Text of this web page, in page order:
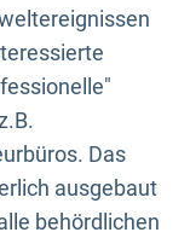
Das
ausgebaut
behördlichen